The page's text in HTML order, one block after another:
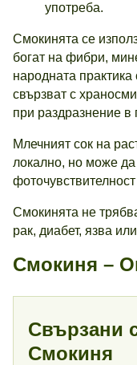
употреба.
Смокинята се
богат на фибри,
народната
свързват с
при раздразнение в
Млечният сок на
локално, но може
Смокинята не
рак, диабет, язва
Смокиня –
Свързани
Смокиня